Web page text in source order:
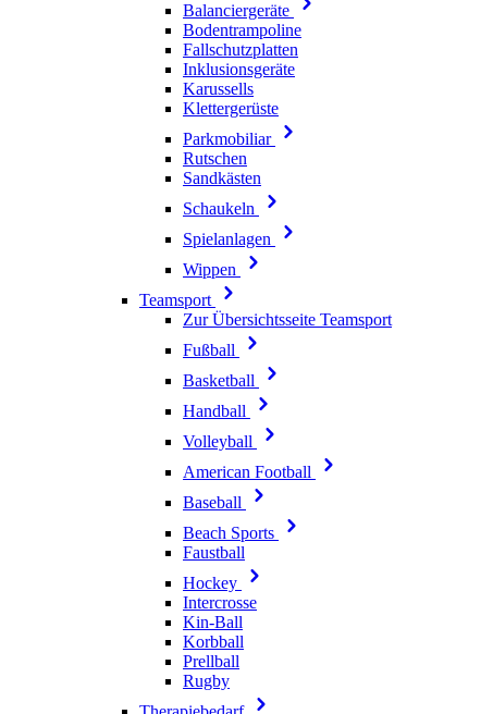
Balanciergeräte
Bodentrampoline
Fallschutzplatten
Inklusionsgeräte
Karussells
Klettergerüste
Parkmobiliar
Rutschen
Sandkästen
Schaukeln
Spielanlagen
Wippen
Teamsport
Zur Übersichtsseite Teamsport
Fußball
Basketball
Handball
Volleyball
American Football
Baseball
Beach Sports
Faustball
Hockey
Intercrosse
Kin-Ball
Korbball
Prellball
Rugby